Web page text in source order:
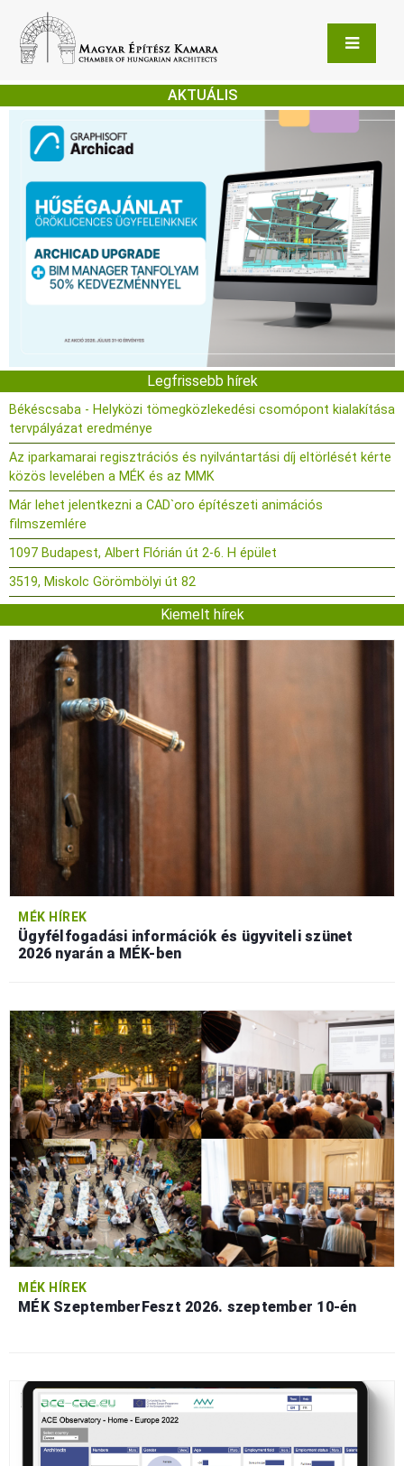
AKTUÁLIS
Legfrissebb hírek
Békéscsaba - Helyközi tömegközlekedési csomópont kialakítása
tervpályázat eredménye
Az iparkamarai regisztrációs és nyilvántartási díj eltörlését kérte
közös levelében a MÉK és az MMK
Már lehet jelentkezni a CAD`oro építészeti animációs
filmszemlére
1097 Budapest, Albert Flórián út 2-6. H épület
3519, Miskolc Görömbölyi út 82
Kiemelt hírek
MÉK HÍREK
Ügyfélfogadási információk és ügyviteli szünet
2026 nyarán a MÉK-ben
MÉK HÍREK
MÉK SzeptemberFeszt 2026. szeptember 10-én